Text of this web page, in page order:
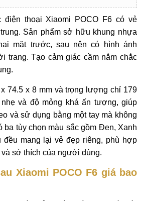
điện thoại Xiaomi POCO F6 có vẻ
Sản phẩm sở hữu khung nhựa
mặt trước, sau nên có hình ánh
trang. Tạo cảm giác cầm nắm chắc
74.5 x 8 mm và trọng lượng chỉ 179
và độ mỏng khá ấn tượng, giúp
và sử dụng bằng một tay mà không
ba tùy chọn màu sắc gồm Đen, Xanh
đều mang lại vẻ đẹp riêng, phù hợp
sở thích của người dùng.
Xiaomi POCO F6 giá bao